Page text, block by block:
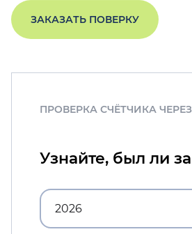
ЗАКАЗАТЬ ПОВЕРКУ
ПРОВЕРКА СЧЁТЧИКА
Узнайте, был ли